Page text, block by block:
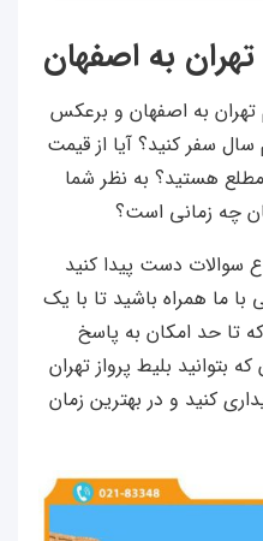
به اصفهان
تهران به اصفهان و برعکس
سال سفر کنید؟ آیا از قیمت
مطلع هستید؟ به نظر شما
چه زمانی است؟
سوالات دست پیدا کنید
ما همراه باشید تا با یک
تا حد امکان به پاسخ
بتوانید بلیط پرواز تهران
کنید و در بهترین زمان